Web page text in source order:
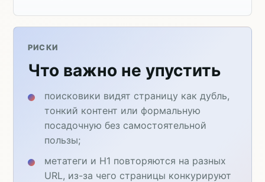
РИСКИ
Что важно не упустить
поисковики видят страницу как дубль,
тонкий контент или формальную
посадочную без самостоятельной
пользы;
метатеги и H1 повторяются на разных
URL, из-за чего страницы конкурируют